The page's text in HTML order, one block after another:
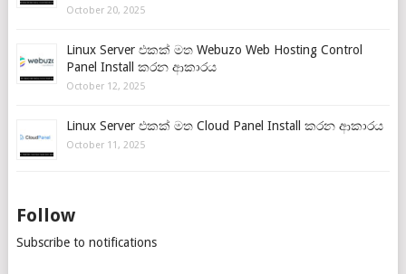
October 20, 2025
Linux Server එකක් මත Webuzo Web Hosting Control
Panel Install කරන ආකාරය
October 12, 2025
Linux Server එකක් මත Cloud Panel Install කරන ආකාරය
October 11, 2025
Follow
Subscribe to notifications